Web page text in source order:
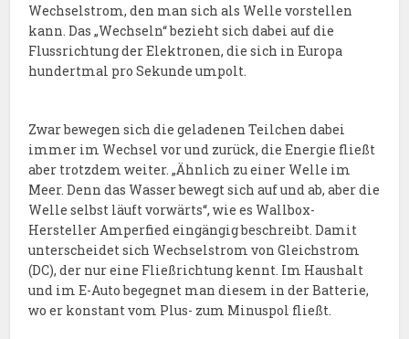
Wechselstrom, den man sich als Welle vorstellen
kann. Das „Wechseln“ bezieht sich dabei auf die
Flussrichtung der Elektronen, die sich in Europa
hundertmal pro Sekunde umpolt.
Zwar bewegen sich die geladenen Teilchen dabei
immer im Wechsel vor und zurück, die Energie fließt
aber trotzdem weiter. „Ähnlich zu einer Welle im
Meer. Denn das Wasser bewegt sich auf und ab, aber die
Welle selbst läuft vorwärts“, wie es Wallbox-
Hersteller Amperfied eingängig beschreibt. Damit
unterscheidet sich Wechselstrom von Gleichstrom
(DC), der nur eine Fließrichtung kennt. Im Haushalt
und im E-Auto begegnet man diesem in der Batterie,
wo er konstant vom Plus- zum Minuspol fließt.